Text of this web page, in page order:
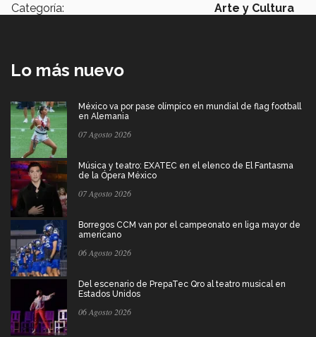
Categoría: Arte y Cultura
Lo más nuevo
México va por pase olímpico en mundial de flag football
en Alemania
07 Agosto 2026
Música y teatro: EXATEC en el elenco de El Fantasma
de la Ópera México
07 Agosto 2026
Borregos CCM van por el campeonato en liga mayor de
americano
06 Agosto 2026
Del escenario de PrepaTec Qro al teatro musical en
Estados Unidos
06 Agosto 2026